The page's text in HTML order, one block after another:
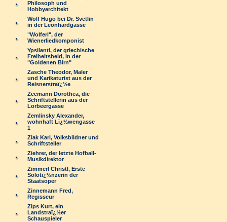
Philosoph und
Hobbyarchitekt
Wolf Hugo bei Dr. Svetlin
in der Leonhardgasse
"Wolferl", der
Wienerliedkomponist
Ypsilanti, der griechische
Freiheitsheld, in der
"Goldenen Birn"
Zasche Theodor, Maler
und Karikaturist aus der
Reisnerstraï¿½e
Zeemann Dorothea, die
Schriftstellerin aus der
Lorbeergasse
Zemlinsky Alexander,
wohnhaft Lï¿½wengasse
1
Ziak Karl, Volksbildner und
Schriftsteller
Ziehrer, der letzte Hofball-
Musikdirektor
Zimmerl Christl, Erste
Solotï¿½nzerin der
Staatsoper
Zinnemann Fred,
Regisseur
Zips Kurt, ein
Landstraï¿½er
Schauspieler